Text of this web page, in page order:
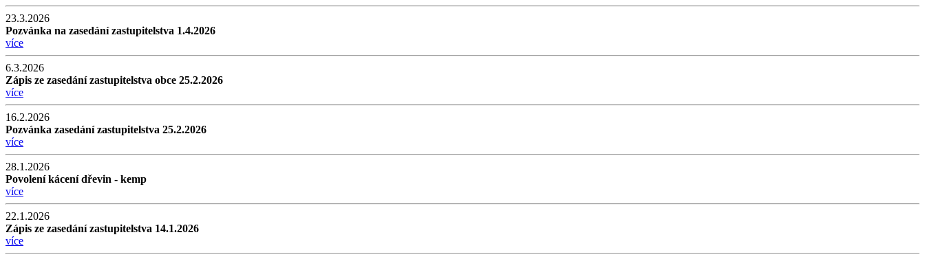
23.3.2026
Pozvánka na zasedání zastupitelstva 1.4.2026
více
6.3.2026
Zápis ze zasedání zastupitelstva obce 25.2.2026
více
16.2.2026
Pozvánka zasedání zastupitelstva 25.2.2026
více
28.1.2026
Povolení kácení dřevin - kemp
více
22.1.2026
Zápis ze zasedání zastupitelstva 14.1.2026
více